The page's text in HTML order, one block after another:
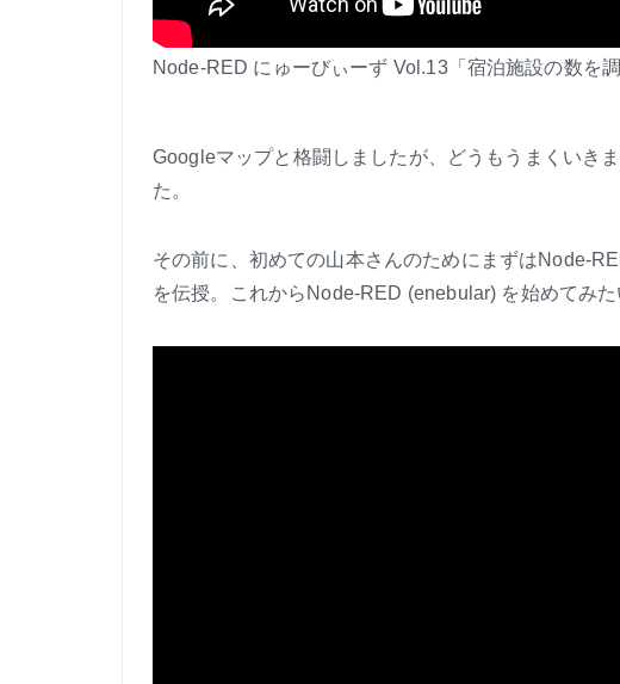
Node-RED にゅーびぃーず Vol.13「宿泊施設の数を
Googleマップと格闘しましたが、どうもうまくいき
た。
その前に、初めての山本さんのためにまずはNode-
を伝授。これからNode-RED (enebular) を始めてみ